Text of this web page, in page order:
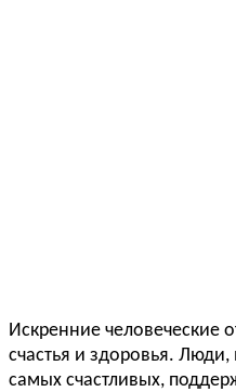
Искренние
счастья и здоровья.
самых счастливых,